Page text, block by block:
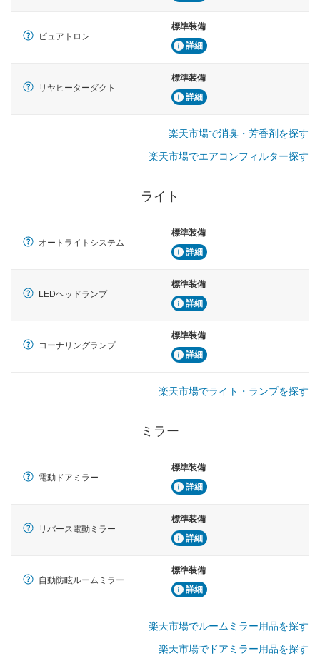
ピュアトロン
標準装備
詳細
リヤヒーターダクト
標準装備
詳細
楽天市場で消臭・芳香剤を探す
楽天市場でエアコンフィルター探す
ライト
オートライトシステム
標準装備
詳細
LEDヘッドランプ
標準装備
詳細
コーナリングランプ
標準装備
詳細
楽天市場でライト・ランプを探す
ミラー
電動ドアミラー
標準装備
詳細
リバース電動ミラー
標準装備
詳細
自動防眩ルームミラー
標準装備
詳細
楽天市場でルームミラー用品を探す
楽天市場でドアミラー用品を探す